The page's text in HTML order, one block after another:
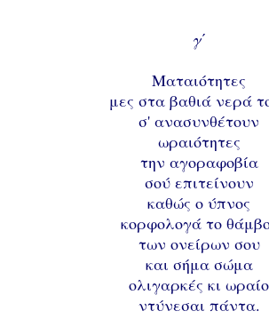
γ΄
Ματαιότητες
μες στα βαθιά νερά
σ' ανασυνθέτουν
ωραιότητες
την αγοραφοβία
σού επιτείνουν
καθώς ο ύπνος
κορφολογά το
των ονείρων σου
και σήμα σώμα
ολιγαρκές κι ωραίο
ντύνεσαι πάντα.